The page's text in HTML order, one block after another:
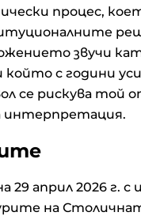
процес,
звучи
с години
се рискува той
интерпретация.
29 април 2026 г.
на